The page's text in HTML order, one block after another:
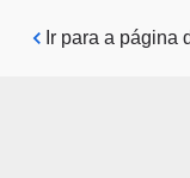
Pular para o
Ir para a página